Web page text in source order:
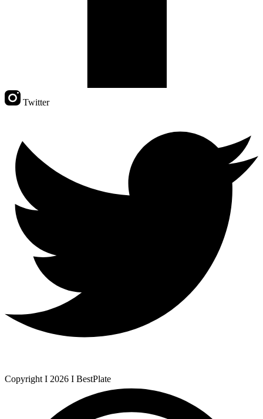
Twitter
Copyright I 2026 I BestPlate